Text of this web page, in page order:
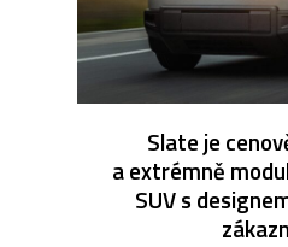
Slate je
a extrémně
SUV s